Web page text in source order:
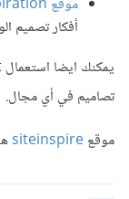
موقع webdesign-inspiration:
أفكار تصميم
تصاميم في أي مجال.
موقعsiteinspire